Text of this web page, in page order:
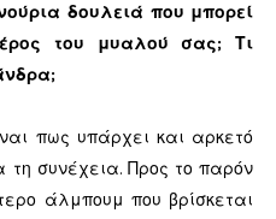
δουλειά που μπορεί
του μυαλού σας; Τι
πως υπάρχει και αρκετό
τη συνέχεια. Προς το παρόν
άλμπουμ που βρίσκεται